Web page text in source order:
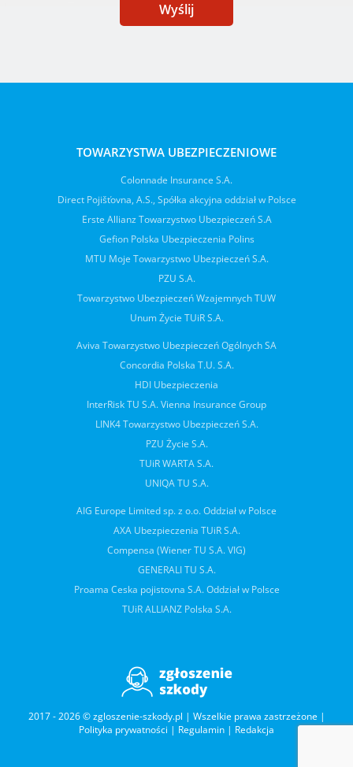
Wyślij
TOWARZYSTWA UBEZPIECZENIOWE
Colonnade Insurance S.A.
Direct Pojišťovna, A.S., Spółka akcyjna oddział w Polsce
Erste Allianz Towarzystwo Ubezpieczeń S.A
Gefion Polska Ubezpieczenia Polins
MTU Moje Towarzystwo Ubezpieczeń S.A.
PZU S.A.
Towarzystwo Ubezpieczeń Wzajemnych TUW
Unum Życie TUiR S.A.
Aviva Towarzystwo Ubezpieczeń Ogólnych SA
Concordia Polska T.U. S.A.
HDI Ubezpieczenia
InterRisk TU S.A. Vienna Insurance Group
LINK4 Towarzystwo Ubezpieczeń S.A.
PZU Życie S.A.
TUiR WARTA S.A.
UNIQA TU S.A.
AIG Europe Limited sp. z o.o. Oddział w Polsce
AXA Ubezpieczenia TUiR S.A.
Compensa (Wiener TU S.A. VIG)
GENERALI TU S.A.
Proama Ceska pojistovna S.A. Oddział w Polsce
TUiR ALLIANZ Polska S.A.
2017 - 2026 © zgloszenie-szkody.pl | Wszelkie prawa zastrzeżone |
Polityka prywatności | Regulamin | Redakcja